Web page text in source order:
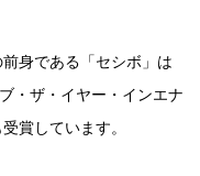
身である「セシボ」は
・ザ・イヤー・インエナ
賞しています。